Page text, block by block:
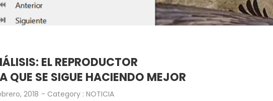
EL REPRODUCTOR
QUE SE SIGUE HACIENDO MEJOR
2018 - Category : NOTICIA